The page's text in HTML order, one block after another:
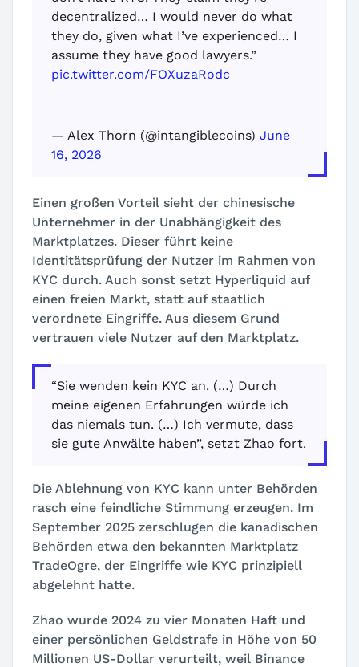
decentralized… I would never do what
they do, given what I’ve experienced… I
assume they have good lawyers.”
pic.twitter.com/FOXuzaRodc
— Alex Thorn (@intangiblecoins) June
16, 2026
Einen großen Vorteil sieht der chinesische
Unternehmer in der Unabhängigkeit des
Marktplatzes. Dieser führt keine
Identitätsprüfung der Nutzer im Rahmen von
KYC durch. Auch sonst setzt Hyperliquid auf
einen freien Markt, statt auf staatlich
verordnete Eingriffe. Aus diesem Grund
vertrauen viele Nutzer auf den Marktplatz.
“Sie wenden kein KYC an. (…) Durch
meine eigenen Erfahrungen würde ich
das niemals tun. (…) Ich vermute, dass
sie gute Anwälte haben”, setzt Zhao fort.
Die Ablehnung von KYC kann unter Behörden
rasch eine feindliche Stimmung erzeugen. Im
September 2025 zerschlugen die kanadischen
Behörden etwa den bekannten Marktplatz
TradeOgre, der Eingriffe wie KYC prinzipiell
abgelehnt hatte.
Zhao wurde 2024 zu vier Monaten Haft und
einer persönlichen Geldstrafe in Höhe von 50
Millionen US-Dollar verurteilt, weil Binance